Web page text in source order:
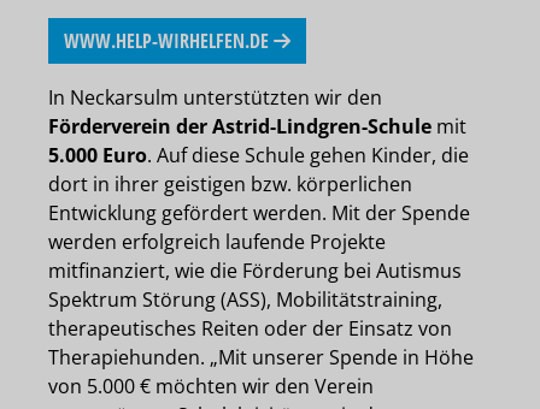
WWW.HELP-WIRHELFEN.DE
In Neckarsulm unterstützten wir den
Förderverein der Astrid-Lindgren-Schule mit
5.000 Euro. Auf diese Schule gehen Kinder, die
dort in ihrer geistigen bzw. körperlichen
Entwicklung gefördert werden. Mit der Spende
werden erfolgreich laufende Projekte
mitfinanziert, wie die Förderung bei Autismus
Spektrum Störung (ASS), Mobilitätstraining,
therapeutisches Reiten oder der Einsatz von
Therapiehunden. „Mit unserer Spende in Höhe
von 5.000 € möchten wir den Verein